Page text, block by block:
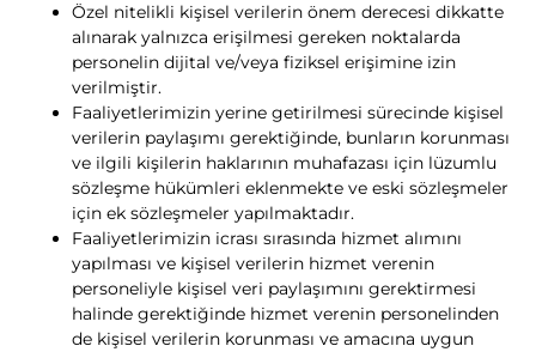
Özel nitelikli kişisel verilerin önem derecesi dikkatte
alınarak yalnızca erişilmesi gereken noktalarda
personelin dijital ve/veya fiziksel erişimine izin
verilmiştir.
Faaliyetlerimizin yerine getirilmesi sürecinde kişisel
verilerin paylaşımı gerektiğinde, bunların korunması
ve ilgili kişilerin haklarının muhafazası için lüzumlu
sözleşme hükümleri eklenmekte ve eski sözleşmeler
için ek sözleşmeler yapılmaktadır.
Faaliyetlerimizin icrası sırasında hizmet alımını
yapılması ve kişisel verilerin hizmet verenin
personeliyle kişisel veri paylaşımını gerektirmesi
halinde gerektiğinde hizmet verenin personelinden
de kişisel verilerin korunması ve amacına uygun